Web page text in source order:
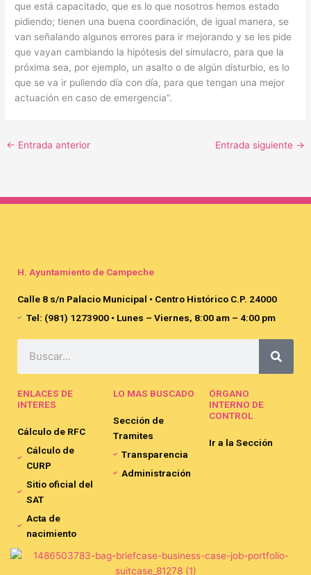
que está capacitado, que es lo que nosotros hemos estado
pidiendo; tienen una buena coordinación, de igual manera, se
van señalando algunos errores para ir mejorando y se les pide
que vayan cambiando la hipótesis del simulacro, para que la
próxima sea, por ejemplo, un asalto o de algún disturbio, es lo
que se va ir puliendo día con día, para que tengan una mejor
actuación en caso de emergencia”.
← Entrada anterior Entrada siguiente →
H. Ayuntamiento de Campeche
Calle 8 s/n Palacio Municipal • Centro Histórico C.P. 24000
Tel: (981) 1273900 • Lunes – Viernes, 8:00 am – 4:00 pm
ENLACES DE
INTERES
Cálculo de RFC
Cálculo de
CURP
Sitio oficial del
SAT
Acta de
nacimiento
LO MAS BUSCADO
Sección de
Tramites
Transparencia
Administración
ÓRGANO
INTERNO DE
CONTROL
Ir a la Sección